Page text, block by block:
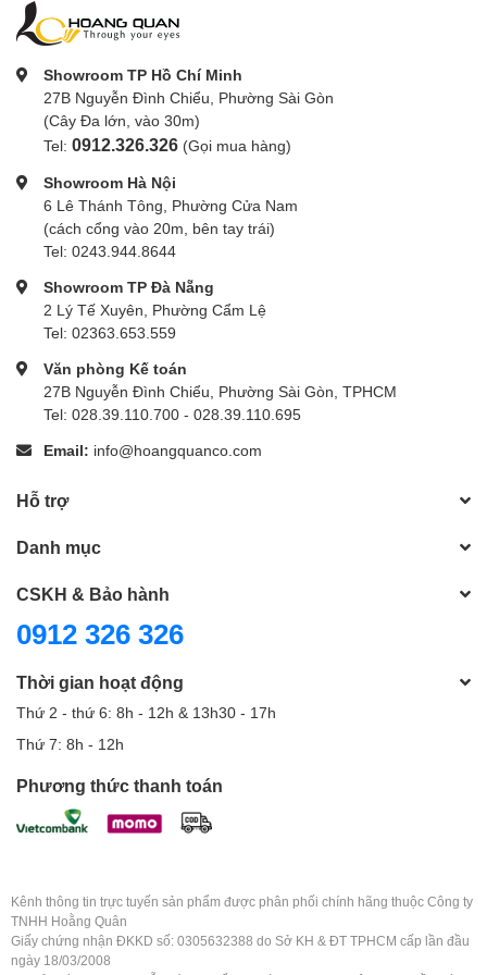
Showroom TP Hồ Chí Minh
27B Nguyễn Đình Chiểu, Phường Sài Gòn
(Cây Đa lớn, vào 30m)
Tel: 0912.326.326 (Gọi mua hàng)
Showroom Hà Nội
6 Lê Thánh Tông, Phường Cửa Nam
(cách cổng vào 20m, bên tay trái)
Tel: 0243.944.8644
Showroom TP Đà Nẵng
2 Lý Tế Xuyên, Phường Cẩm Lệ
Tel: 02363.653.559
Văn phòng Kế toán
27B Nguyễn Đình Chiểu, Phường Sài Gòn, TPHCM
Tel: 028.39.110.700 - 028.39.110.695
Email: info@hoangquanco.com
Hỗ trợ
Danh mục
CSKH & Bảo hành
0912 326 326
Thời gian hoạt động
Thứ 2 - thứ 6: 8h - 12h & 13h30 - 17h
Thứ 7: 8h - 12h
Phương thức thanh toán
Kênh thông tin trực tuyến sản phẩm được phân phối chính hãng thuộc Công ty
TNHH Hoằng Quân
Giấy chứng nhận ĐKKD số: 0305632388 do Sở KH & ĐT TPHCM cấp lần đầu
ngày 18/03/2008